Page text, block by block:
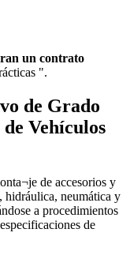
un contrato
".
de Grado
Vehículos
de accesorios y
hidráulica, neumática y
a procedimientos
de